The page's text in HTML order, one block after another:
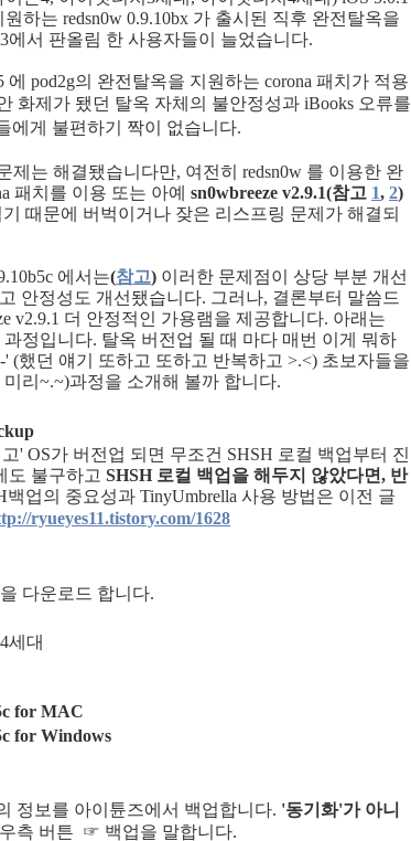
원하는 redsn0w 0.9.10bx 가 출시된 직후 완전탈옥을
에서 판올림 한 사용자들이 늘었습니다.
pod2g의 완전탈옥을 지원하는 corona 패치가 적용
화제가 됐던 탈옥 자체의 불안정성과 iBooks 오류를
에게 불편하기 짝이 없습니다.
제는 해결됐습니다만, 여전히 redsn0w 를 이용한 완
패치를 이용 또는 아예 sn0wbreeze v2.9.1(참고 1, 2)
때문에 버벅이거나 잦은 리스프링 문제가 해결되
에서는(참고) 이러한 문제점이 상당 부분 개선
안정성도 개선됐습니다. 그러나, 결론부터 말씀드
v2.9.1 더 안정적인 가용램을 제공합니다. 아래는
과정입니다. 탈옥 버전업 될 때 마다 매번 이게 뭐하
(했던 얘기 또하고 또하고 반복하고 >.<) 초보자들을
리~.~)과정을 소개해 볼까 합니다.
' OS가 버전업 되면 무조건 SHSH 로컬 백업부터 진
도 불구하고 SHSH 로컬 백업을 해두지 않았다면, 반
백업의 중요성과 TinyUmbrella 사용 방법은 이전 글
ryueyes11.tistory.com/1628
다운로드 합니다.
세대
for MAC
for Windows
정보를 아이튠즈에서 백업합니다. '동기화'가 아니
측 버튼 ☞ 백업을 말합니다.